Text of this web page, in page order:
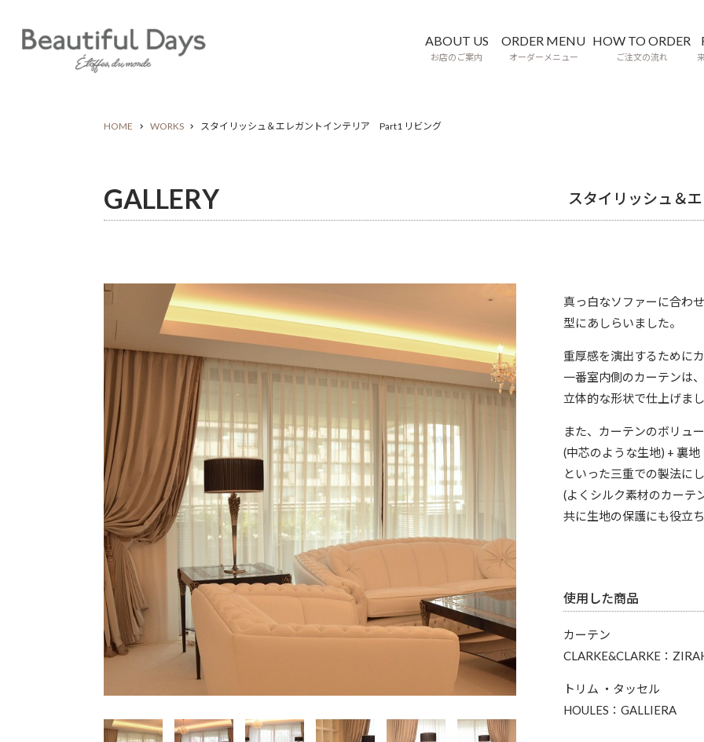
ABOUT US
お店のご案内
ORDER MENU
オーダーメニュー
HOW TO ORDER
ご注文の流れ
HOME WORKS スタイリッシュ＆エレガントインテリア Part1 リビング
GALLERY スタイリッシュ＆
真っ白なソファーに合わ
型にあしらいました。
重厚感を演出するために
一番室内側のカーテンは
立体的な形状で仕上げま
また、カーテンのボリュ
(中芯のような生地) + 裏地
といった三重での製法に
(よくシルク素材のカーテ
共に生地の保護にも役立
使用した商品
カーテン
CLARKE&CLARKE：
トリム ・タッセル
HOULES：GALLIERA